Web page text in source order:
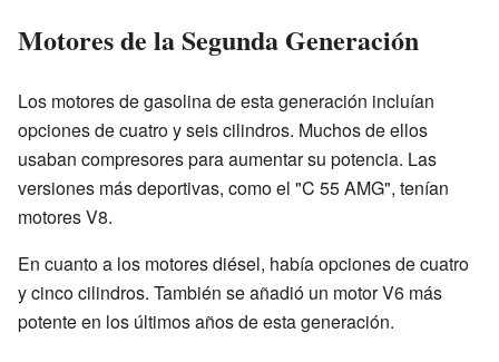
Motores de la Segunda Generación
Los motores de gasolina de esta generación incluían
opciones de cuatro y seis cilindros. Muchos de ellos
usaban compresores para aumentar su potencia. Las
versiones más deportivas, como el "C 55 AMG", tenían
motores V8.
En cuanto a los motores diésel, había opciones de cuatro
y cinco cilindros. También se añadió un motor V6 más
potente en los últimos años de esta generación.